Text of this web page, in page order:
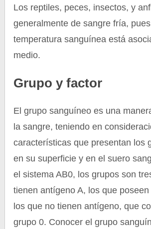
Los reptiles, peces, insectos, y
generalmente de sangre fría,
temperatura sanguínea está
medio.
Grupo y factor
El grupo sanguíneo es una
la sangre, teniendo en
características que presentan los
en su superficie y en el suero
el sistema AB0, los grupos son
tienen antígeno A, los que
los que no tienen antígeno, que
grupo 0. Conocer el grupo